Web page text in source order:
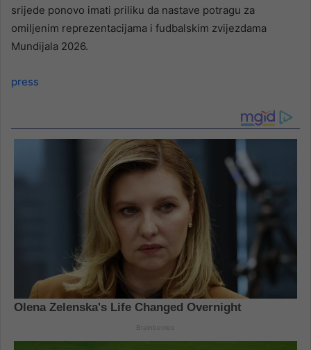
srijede ponovo imati priliku da nastave potragu za
omiljenim reprezentacijama i fudbalskim zvijezdama
Mundijala 2026.
press